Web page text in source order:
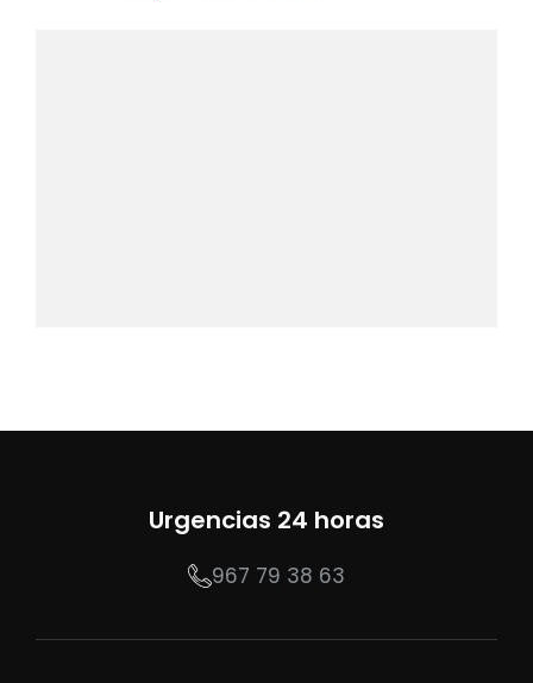
Urgencias 24 horas
967 79 38 63